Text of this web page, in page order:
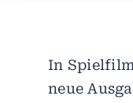
In
neue